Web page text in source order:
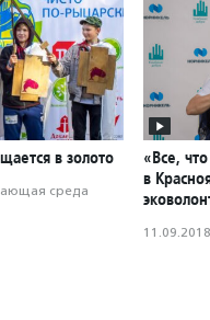
в золото
среда
«Все,
в
11.09.2018